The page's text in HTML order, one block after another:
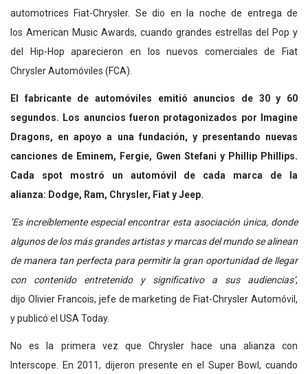
automotrices Fiat-Chrysler. Se dio en la noche de entrega de
los American Music Awards, cuando grandes estrellas del Pop y
del Hip-Hop aparecieron en los nuevos comerciales de Fiat
Chrysler Automóviles (FCA).
El fabricante de automóviles emitió anuncios de 30 y 60
segundos. Los anuncios fueron protagonizados por Imagine
Dragons, en apoyo a una fundación, y presentando nuevas
canciones de Eminem, Fergie, Gwen Stefani y Phillip Phillips.
Cada spot mostró un automóvil de cada marca de la
alianza: Dodge, Ram, Chrysler, Fiat y Jeep.
‘Es increíblemente especial encontrar esta asociación única, donde
algunos de los más grandes artistas y marcas del mundo se alinean
de manera tan perfecta para permitir la gran oportunidad de llegar
con contenido entretenido y significativo a sus audiencias’,
dijo Olivier Francois, jefe de marketing de Fiat-Chrysler Automóvil,
y publicó el USA Today.
No es la primera vez que Chrysler hace una alianza con
Interscope. En 2011, dijeron presente en el Super Bowl, cuando